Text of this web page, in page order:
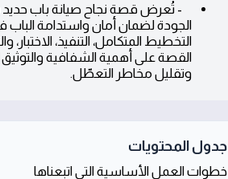
الجودة لضمان أمان واستدامة
التخطيط المتكامل، التنفيذ،
القصة على أهمية الشفافية
وتقليل مخاطر التعطّل.
جدول المحتويات
خطوات العمل الأساسية التي اتبعناها